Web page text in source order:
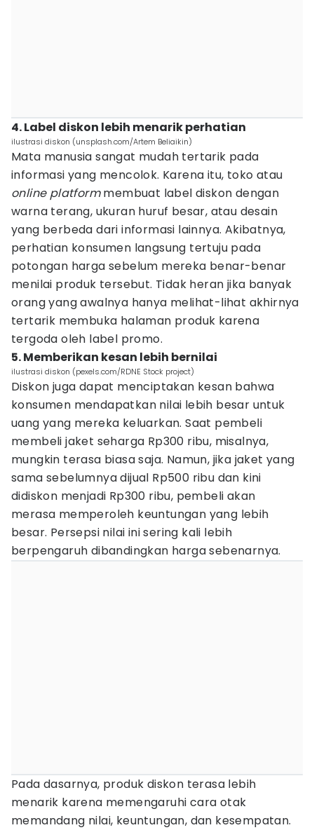
4. Label diskon lebih menarik perhatian
ilustrasi diskon (unsplash.com/Artem Beliaikin)
Mata manusia sangat mudah tertarik pada
informasi yang mencolok. Karena itu, toko atau
online platformmembuat label diskon dengan
warna terang, ukuran huruf besar, atau desain
yang berbeda dari informasi lainnya. Akibatnya,
perhatian konsumen langsung tertuju pada
potongan harga sebelum mereka benar-benar
menilai produk tersebut. Tidak heran jika banyak
orang yang awalnya hanya melihat-lihat akhirnya
tertarik membuka halaman produk karena
tergoda oleh label promo.
5. Memberikan kesan lebih bernilai
ilustrasi diskon (pexels.com/RDNE Stock project)
Diskon juga dapat menciptakan kesan bahwa
konsumen mendapatkan nilai lebih besar untuk
uang yang mereka keluarkan. Saat pembeli
membeli jaket seharga Rp300 ribu, misalnya,
mungkin terasa biasa saja. Namun, jika jaket yang
sama sebelumnya dijual Rp500 ribu dan kini
didiskon menjadi Rp300 ribu, pembeli akan
merasa memperoleh keuntungan yang lebih
besar. Persepsi nilai ini sering kali lebih
berpengaruh dibandingkan harga sebenarnya.
Pada dasarnya, produk diskon terasa lebih
menarik karena memengaruhi cara otak
memandang nilai, keuntungan, dan kesempatan.